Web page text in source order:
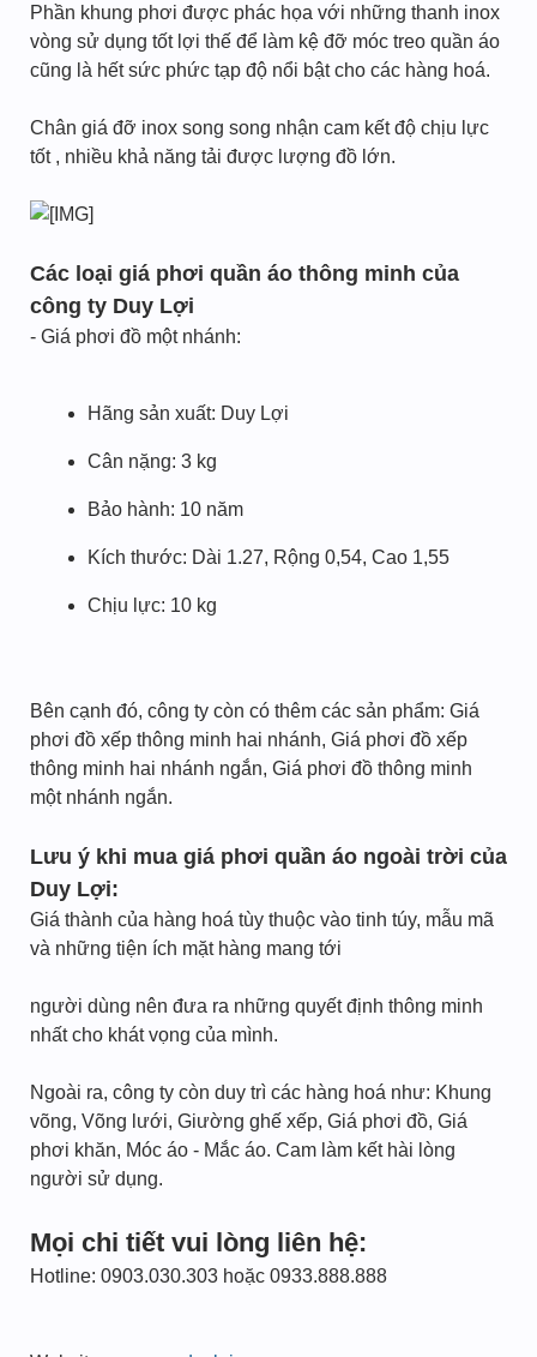
Phần khung phơi được phác họa với những thanh inox
vòng sử dụng tốt lợi thế để làm kệ đỡ móc treo quần áo
cũng là hết sức phức tạp độ nổi bật cho các hàng hoá.
Chân giá đỡ inox song song nhận cam kết độ chịu lực
tốt , nhiều khả năng tải được lượng đồ lớn.
Các loại giá phơi quần áo thông minh của
công ty Duy Lợi
- Giá phơi đồ một nhánh:
Hãng sản xuất: Duy Lợi
Cân nặng: 3 kg
Bảo hành: 10 năm
Kích thước: Dài 1.27, Rộng 0,54, Cao 1,55
Chịu lực: 10 kg
Bên cạnh đó, công ty còn có thêm các sản phẩm: Giá
phơi đồ xếp thông minh hai nhánh, Giá phơi đồ xếp
thông minh hai nhánh ngắn, Giá phơi đồ thông minh
một nhánh ngắn.
Lưu ý khi mua giá phơi quần áo ngoài trời của
Duy Lợi:
Giá thành của hàng hoá tùy thuộc vào tinh túy, mẫu mã
và những tiện ích mặt hàng mang tới
người dùng nên đưa ra những quyết định thông minh
nhất cho khát vọng của mình.
Ngoài ra, công ty còn duy trì các hàng hoá như: Khung
võng, Võng lưới, Giường ghế xếp, Giá phơi đồ, Giá
phơi khăn, Móc áo - Mắc áo. Cam làm kết hài lòng
người sử dụng.
Mọi chi tiết vui lòng liên hệ:
Hotline: 0903.030.303 hoặc 0933.888.888